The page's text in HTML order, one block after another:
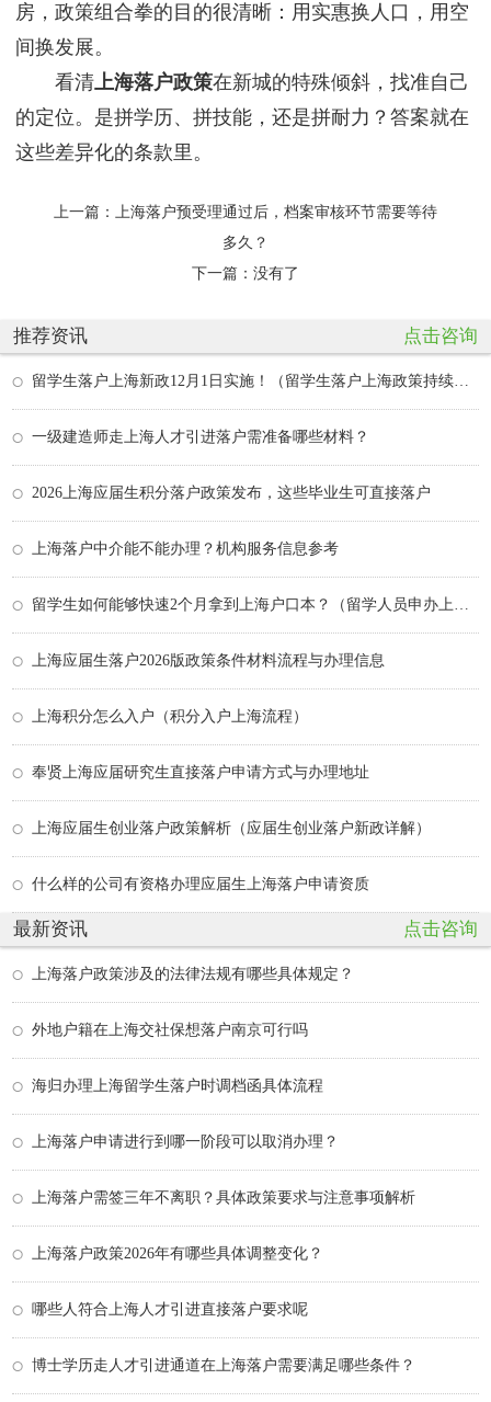
房，政策组合拳的目的很清晰：用实惠换人口，用空
间换发展。
看清上海落户政策在新城的特殊倾斜，找准自己
的定位。是拼学历、拼技能，还是拼耐力？答案就在
这些差异化的条款里。
上一篇：
上海落户预受理通过后，档案审核环节需要等待
多久？
下一篇：没有了
推荐资讯 点击咨询
一级建造师走上海人才引进落户需准备哪些材料？
2026上海应届生积分落户政策发布，这些毕业生可直接落户
上海落户中介能不能办理？机构服务信息参考
上海应届生落户2026版政策条件材料流程与办理信息
上海积分怎么入户（积分入户上海流程）
奉贤上海应届研究生直接落户申请方式与办理地址
上海应届生创业落户政策解析（应届生创业落户新政详解）
什么样的公司有资格办理应届生上海落户申请资质
最新资讯 点击咨询
上海落户政策涉及的法律法规有哪些具体规定？
外地户籍在上海交社保想落户南京可行吗
海归办理上海留学生落户时调档函具体流程
上海落户申请进行到哪一阶段可以取消办理？
上海落户需签三年不离职？具体政策要求与注意事项解析
上海落户政策2026年有哪些具体调整变化？
哪些人符合上海人才引进直接落户要求呢
博士学历走人才引进通道在上海落户需要满足哪些条件？